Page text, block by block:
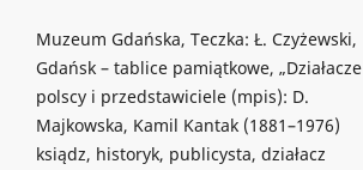
Muzeum Gdańska, Teczka: Ł. Czyżewski,
Gdańsk – tablice pamiątkowe, „Działacze
polscy i przedstawiciele (mpis): D.
Majkowska, Kamil Kantak (1881–1976)
ksiądz, historyk, publicysta, działacz